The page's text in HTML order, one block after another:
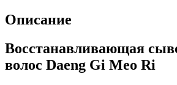
Описание
Восстанавливающая
волос Daeng Gi Meo Ri